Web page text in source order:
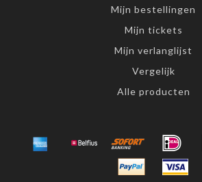
Mijn bestellingen
Mijn tickets
Mijn verlanglijst
Vergelijk
Alle producten